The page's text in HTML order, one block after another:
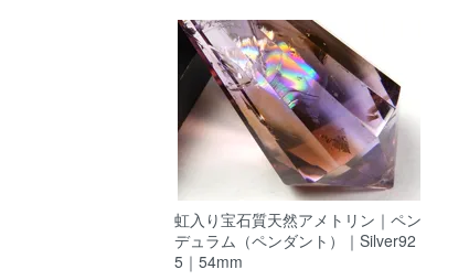
虹入り宝石質天然アメトリン｜ペン
デュラム（ペンダント）｜Silver92
5｜54mm